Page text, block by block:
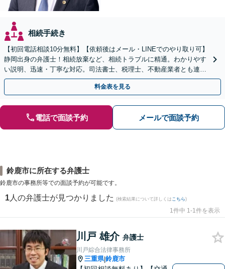
相続手続き
【初回電話相談10分無料】【依頼後はメール・LINEでのやり取り可】
静岡出身の弁護士！相続放棄など、相続トラブルに精通。わかりやす
い説明、迅速・丁寧な対応。司法書士、税理士、不動産業者とも連携
し、遺産相続をトータルサポート【完全個室相談】
料金表を見る
電話で面談予約 メールで面談予約
鈴鹿市に所在する弁護士
鈴鹿市の事務所等での面談予約が可能です。
1 人の弁護士が見つかりました (検索結果について詳しくは こちら)
1件中 1-1件を表示
川戸 雄介 弁護士
川戸綜合法律事務所
三重県|鈴鹿市